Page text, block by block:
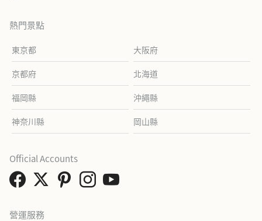
熱門景點
東京都 大阪府
京都府 北海道
福岡縣 沖繩縣
神奈川縣 岡山縣
營運服務
Official Accounts